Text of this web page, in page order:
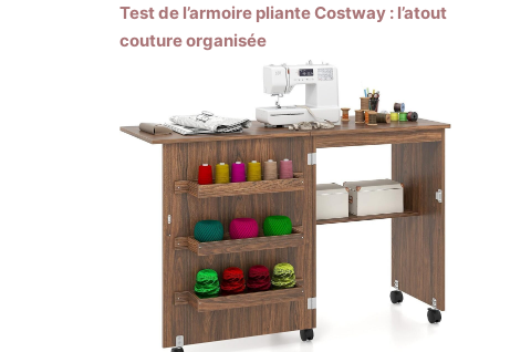
Test de l’armoire pliante Costway : l’atout
couture organisée